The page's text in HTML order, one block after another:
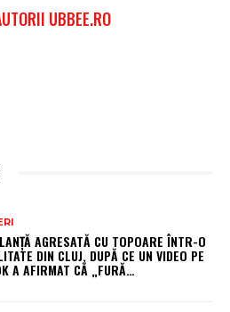
UBBEE.RO
AGRESATĂ CU TOPOARE ÎNTR-O
DIN CLUJ, DUPĂ CE UN VIDEO PE
A AFIRMAT CĂ „FURĂ…